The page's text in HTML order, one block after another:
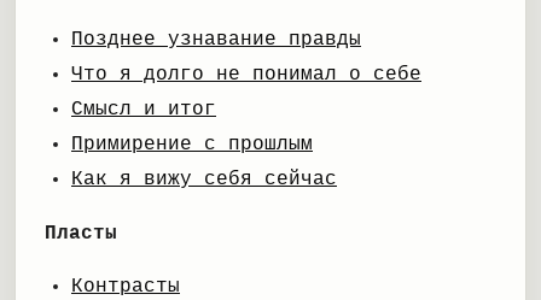
Позднее узнавание правды
Что я долго не понимал о себе
Смысл и итог
Примирение с прошлым
Как я вижу себя сейчас
Пласты
Контрасты